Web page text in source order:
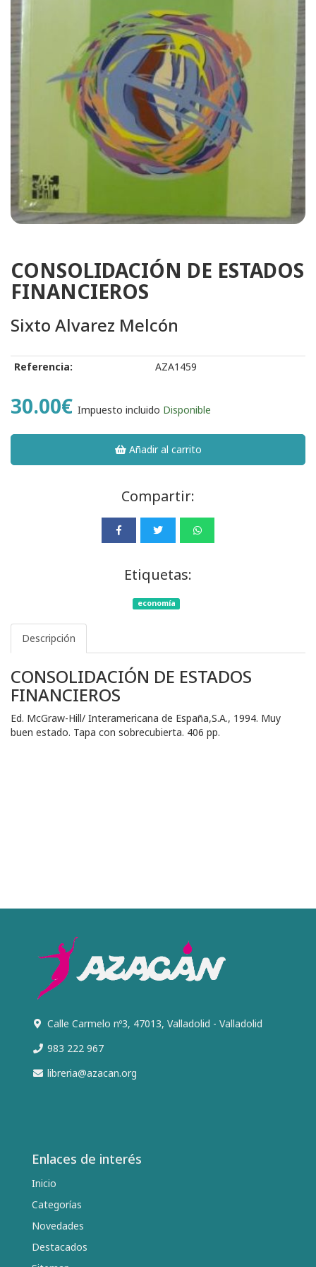
CONSOLIDACIÓN DE ESTADOS
FINANCIEROS
Sixto Alvarez Melcón
Referencia: AZA1459
30.00€ Impuesto incluido Disponible
Añadir al carrito
Compartir:
Etiquetas:
economía
Descripción
CONSOLIDACIÓN DE ESTADOS
FINANCIEROS
Ed. McGraw-Hill/ Interamericana de España,S.A., 1994. Muy
buen estado. Tapa con sobrecubierta. 406 pp.
Calle Carmelo nº3, 47013, Valladolid - Valladolid
983 222 967
libreria@azacan.org
Enlaces de interés
Inicio
Categorías
Novedades
Destacados